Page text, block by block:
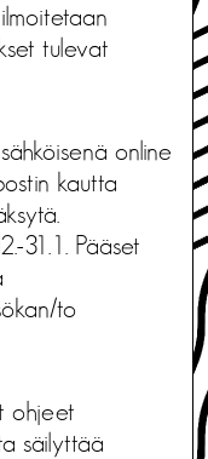
tulevat
online
kautta
31.1. Pääset
to
ohjeet
säilyttää